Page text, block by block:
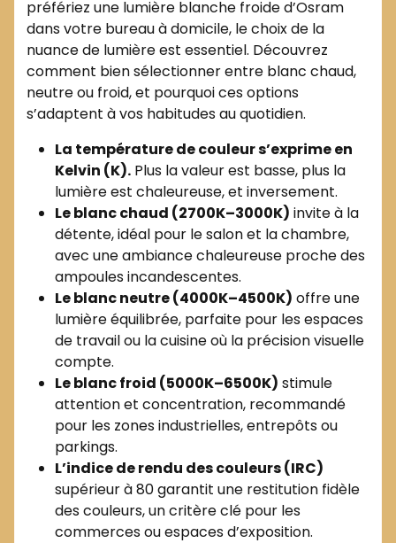
préfériez une lumière blanche froide d’Osram
dans votre bureau à domicile, le choix de la
nuance de lumière est essentiel. Découvrez
comment bien sélectionner entre blanc chaud,
neutre ou froid, et pourquoi ces options
s’adaptent à vos habitudes au quotidien.
La température de couleur s’exprime en
Kelvin (K). Plus la valeur est basse, plus la
lumière est chaleureuse, et inversement.
Le blanc chaud (2700K–3000K) invite à la
détente, idéal pour le salon et la chambre,
avec une ambiance chaleureuse proche des
ampoules incandescentes.
Le blanc neutre (4000K–4500K) offre une
lumière équilibrée, parfaite pour les espaces
de travail ou la cuisine où la précision visuelle
compte.
Le blanc froid (5000K–6500K) stimule
attention et concentration, recommandé
pour les zones industrielles, entrepôts ou
parkings.
L’indice de rendu des couleurs (IRC)
supérieur à 80 garantit une restitution fidèle
des couleurs, un critère clé pour les
commerces ou espaces d’exposition.